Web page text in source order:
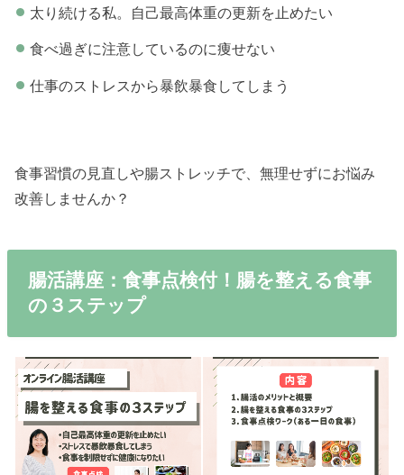
太り続ける私。自己最高体重の更新を止めたい
食べ過ぎに注意しているのに痩せない
仕事のストレスから暴飲暴食してしまう
食事習慣の見直しや腸ストレッチで、無理せずにお悩み
改善しませんか？
腸活講座：食事点検付！腸を整える食事
の３ステップ